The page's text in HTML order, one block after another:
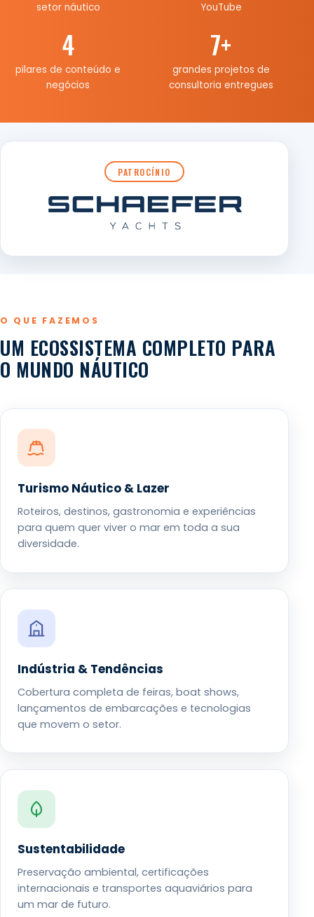
setor náutico
YouTube
4
pilares de conteúdo e
negócios
7+
grandes projetos de
consultoria entregues
PATROCÍNIO
O QUE FAZEMOS
UM ECOSSISTEMA COMPLETO PARA
O MUNDO NÁUTICO
Turismo Náutico & Lazer
Roteiros, destinos, gastronomia e experiências
para quem quer viver o mar em toda a sua
diversidade.
Indústria & Tendências
Cobertura completa de feiras, boat shows,
lançamentos de embarcações e tecnologias
que movem o setor.
Sustentabilidade
Preservação ambiental, certificações
internacionais e transportes aquaviários para
um mar de futuro.